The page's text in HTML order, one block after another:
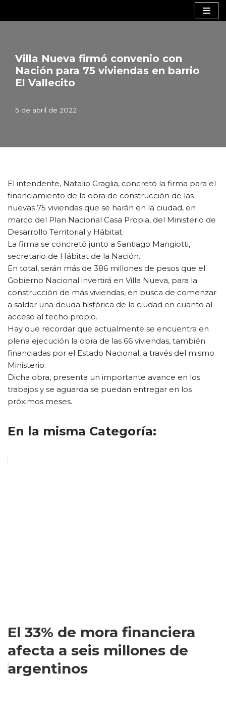
Villa Nueva firmó convenio con
Nación para 75 viviendas en barrio
El Vallecito
5 de abril de 2022
El intendente, Natalio Graglia, concretó la firma para el
financiamiento de la obra de construcción de las
nuevas 75 viviendas que se harán en la ciudad, en
marco del Plan Nacional Casa Propia, del Ministerio de
Desarrollo Territorial y Hábitat.
La firma se concretó junto a Santiago Mangiotti,
secretario de Hábitat de la Nación.
En total, serán más de 386 millones de pesos que el
Gobierno Nacional invertirá en Villa Nueva, para la
construcción de más viviendas, en busca de comenzar
a saldar una deuda histórica de la ciudad en cuanto al
acceso al techo propio.
Hay que recordar que actualmente se encuentra en
plena ejecución la obra de las 66 viviendas, también
financiadas por el Estado Nacional, a través del mismo
Ministerio.
Dicha obra, presenta un importante avance en los
trabajos y se aguarda se puedan entregar en los
próximos meses.
En la misma Categoría:
El 33% de mora financiera
afecta a seis millones de
argentinos